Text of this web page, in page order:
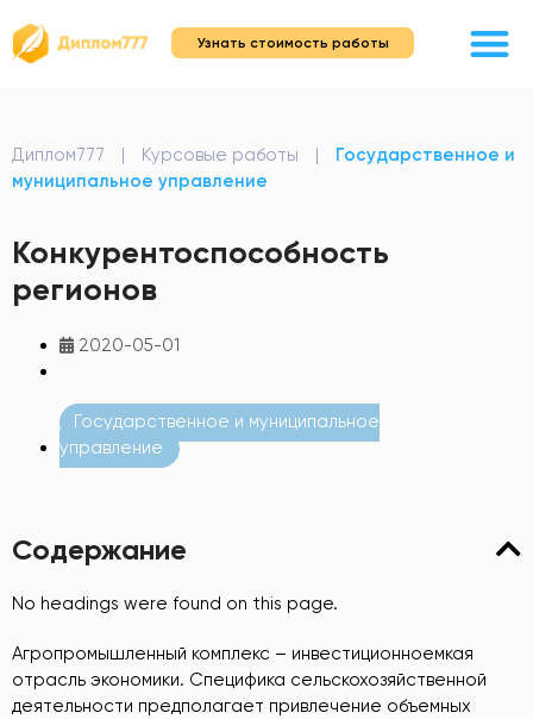
Узнать стоимость работы
Диплом777 | Курсовые работы |
Государственное и
муниципальное управление
Конкурентоспособность
регионов
2020-05-01
Государственное и муниципальное
управление
Содержание
No headings were found on this page.
Агропромышленный комплекс – инвестиционноемкая
отрасль экономики. Специфика сельскохозяйственной
деятельности предполагает привлечение объемных